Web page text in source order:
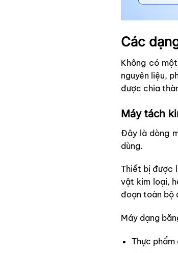
Các
Không có
nguyên liệu,
được chia
Máy tách
Đây là dòng
dùng.
Thiết bị được
vật kim loại,
đoạn toàn bộ
Máy dạng
Thực phẩm